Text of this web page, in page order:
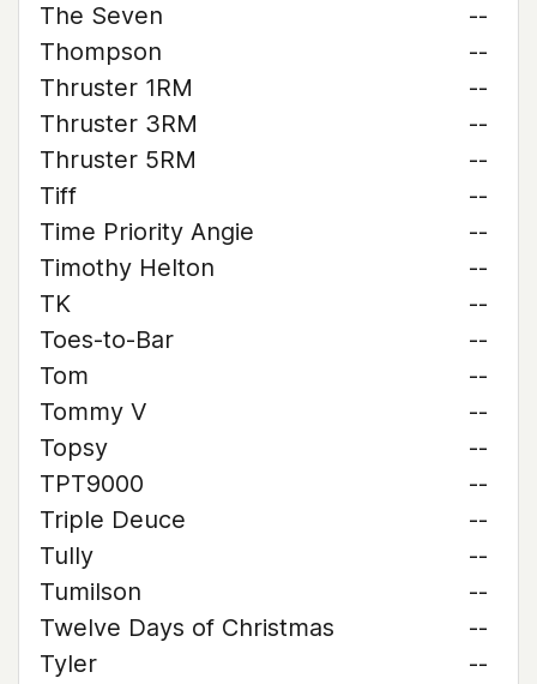
The Seven
--
Thompson
--
Thruster 1RM
--
Thruster 3RM
--
Thruster 5RM
--
Tiff
--
Time Priority Angie
--
Timothy Helton
--
TK
--
Toes-to-Bar
--
Tom
--
Tommy V
--
Topsy
--
TPT9000
--
Triple Deuce
--
Tully
--
Tumilson
--
Twelve Days of Christmas
--
Tyler
--